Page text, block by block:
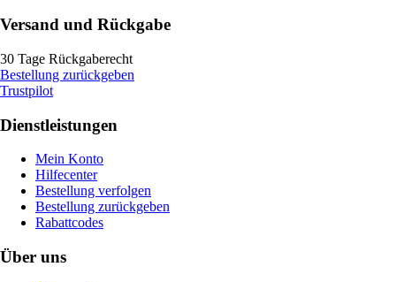
Versand und Rückgabe
30 Tage Rückgaberecht
Bestellung zurückgeben
Trustpilot
Dienstleistungen
Mein Konto
Hilfecenter
Bestellung verfolgen
Bestellung zurückgeben
Rabattcodes
Über uns